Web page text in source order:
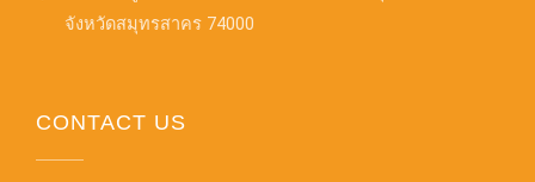
จังหวัดสมุทรสาคร 74000
CONTACT US